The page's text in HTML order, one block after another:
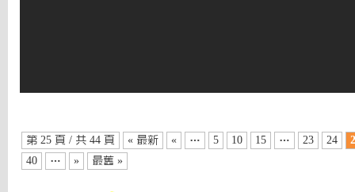
第 25 頁 / 共 44 頁 « 最新 « … 5 10 15 … 23 24
40
… » 最舊 »